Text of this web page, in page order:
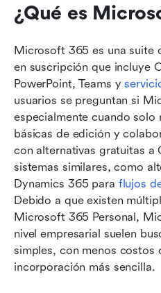
¿Qué es
Microsoft 365 es una suite
en suscripción que incluye
PowerPoint, Teams y
usuarios se preguntan si
especialmente cuando solo
básicas de edición y
con alternativas gratuitas a
sistemas similares, como
Dynamics 365 para flujos
Debido a que existen
Microsoft 365 Personal,
nivel empresarial suelen
simples, con menos costos
incorporación más sencilla.